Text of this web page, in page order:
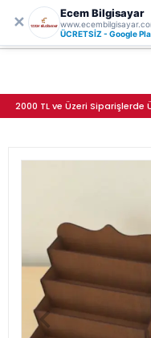
✕
Ecem Bilgisayar
ÜCRETSİZ - Google
2000 TL ve Üzeri Siparişlerde
ECEM